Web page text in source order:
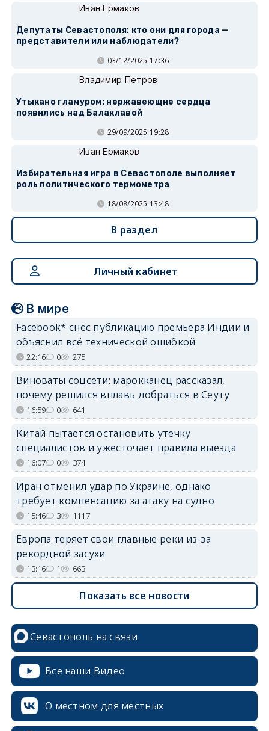
Иван Ермаков
Депутаты Севастополя: кто они для города —
представители или наблюдатели?
03/12/2025 17:36
Владимир Петров
Утыкано гламуром: нержавеющие сердца
появились над Балаклавой
29/09/2025 19:28
Иван Ермаков
Избирательная игра в Севастополе выполняет
роль политического термометра
18/08/2025 13:48
В раздел
Личный кабинет
В мире
Facebook* снёс публикацию премьера Индии и
объяснил всё технической ошибкой
22:16 0 275
Виноваты соцсети: марокканец рассказал,
почему решился вплавь добраться в Сеуту
16:59 0 641
Китай пытается остановить утечку
специалистов и ужесточает правила выезда
16:07 0 374
Иран отменил удар по Украине, однако
требует компенсацию за атаку на судно
15:46 3 1117
Европа теряет свои главные реки из-за
рекордной засухи
13:16 1 663
Показать все новости
Севастополь на связи
Все наши Видео
О местном для местных